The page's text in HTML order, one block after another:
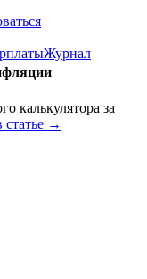
Журнал
калькулятора за
статье →